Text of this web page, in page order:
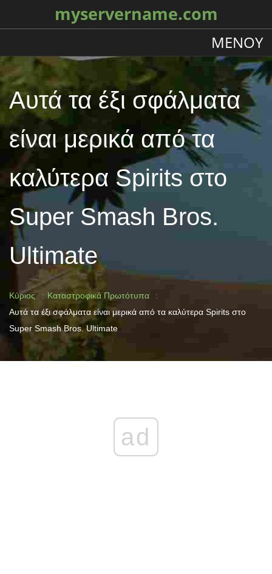
myservername.com
ΜΕΝΟΎ
Αυτά τα έξι σφάλματα
είναι μερικά από τα
καλύτερα Spirits στο
Super Smash Bros.
Ultimate
Κύριος
Καταστροφικά Πρωτότυπα
Αυτά τα έξι σφάλματα είναι μερικά από τα καλύτερα Spirits στο
Super Smash Bros. Ultimate
ad